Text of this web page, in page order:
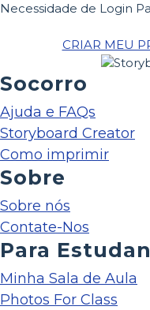
Necessidade de Login
CRIAR MEU
Socorro
Ajuda e FAQs
Storyboard Creator
Como imprimir
Sobre
Sobre nós
Contate-Nos
Para
Minha Sala de Aula
Photos For Class